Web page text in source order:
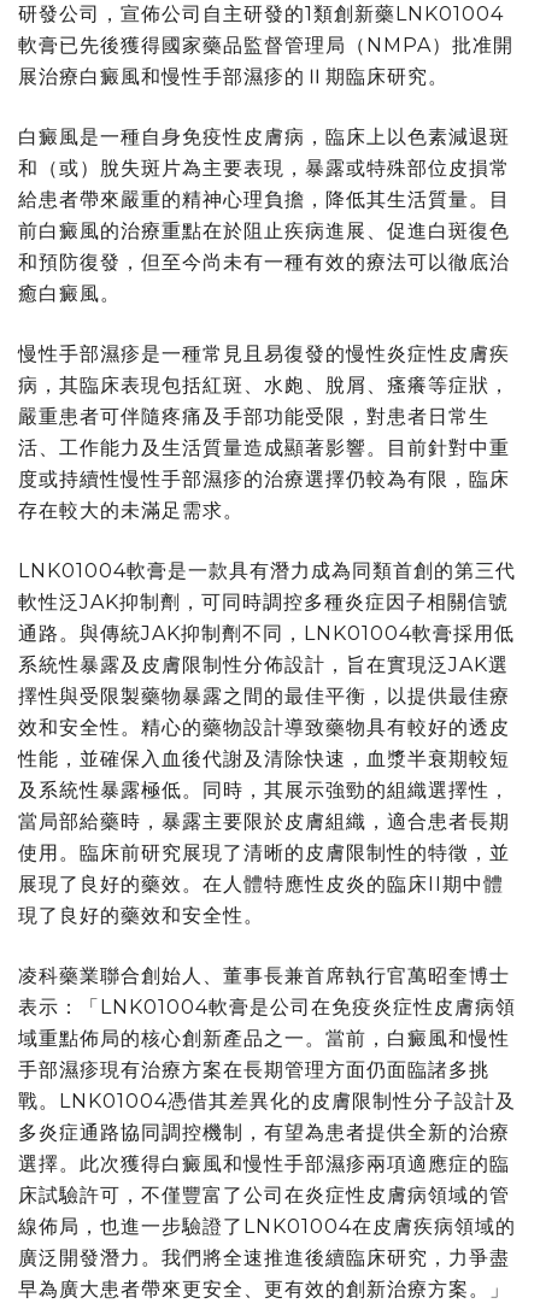
研發公司，宣佈公司自主研發的1類創新藥LNK01004
軟膏已先後獲得國家藥品監督管理局（NMPA）批准開
展治療白癜風和慢性手部濕疹的 Ⅱ期臨床研究。
白癜風是一種自身免疫性皮膚病，臨床上以色素減退斑
和（或）脫失斑片為主要表現，暴露或特殊部位皮損常
給患者帶來嚴重的精神心理負擔，降低其生活質量。目
前白癜風的治療重點在於阻止疾病進展、促進白斑復色
和預防復發，但至今尚未有一種有效的療法可以徹底治
癒白癜風。
慢性手部濕疹是一種常見且易復發的慢性炎症性皮膚疾
病，其臨床表現包括紅斑、水皰、脫屑、瘙癢等症狀，
嚴重患者可伴隨疼痛及手部功能受限，對患者日常生
活、工作能力及生活質量造成顯著影響。目前針對中重
度或持續性慢性手部濕疹的治療選擇仍較為有限，臨床
存在較大的未滿足需求。
LNK01004軟膏是一款具有潛力成為同類首創的第三代
軟性泛JAK抑制劑，可同時調控多種炎症因子相關信號
通路。與傳統JAK抑制劑不同，LNK01004軟膏採用低
系統性暴露及皮膚限制性分佈設計，旨在實現泛JAK選
擇性與受限製藥物暴露之間的最佳平衡，以提供最佳療
效和安全性。精心的藥物設計導致藥物具有較好的透皮
性能，並確保入血後代謝及清除快速，血漿半衰期較短
及系統性暴露極低。同時，其展示強勁的組織選擇性，
當局部給藥時，暴露主要限於皮膚組織，適合患者長期
使用。臨床前研究展現了清晰的皮膚限制性的特徵，並
展現了良好的藥效。在人體特應性皮炎的臨床II期中體
現了良好的藥效和安全性。
凌科藥業聯合創始人、董事長兼首席執行官萬昭奎博士
表示：「LNK01004軟膏是公司在免疫炎症性皮膚病領
域重點佈局的核心創新產品之一。當前，白癜風和慢性
手部濕疹現有治療方案在長期管理方面仍面臨諸多挑
戰。LNK01004憑借其差異化的皮膚限制性分子設計及
多炎症通路協同調控機制，有望為患者提供全新的治療
選擇。此次獲得白癜風和慢性手部濕疹兩項適應症的臨
床試驗許可，不僅豐富了公司在炎症性皮膚病領域的管
線佈局，也進一步驗證了LNK01004在皮膚疾病領域的
廣泛開發潛力。我們將全速推進後續臨床研究，力爭盡
早為廣大患者帶來更安全、更有效的創新治療方案。」